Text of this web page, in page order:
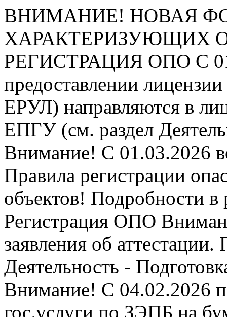
ВНИМАНИЕ! НОВАЯ
ХАРАКТЕРИЗУЮЩИХ
РЕГИСТРАЦИЯ ОПО С
предоставлении
ЕРУЛ) направляются в
ЕПГУ (см. раздел
Внимание! С 01.03.2026
Правила регистрации
объектов! Подробности в
Регистрация ОПО
заявления об
Деятельность -
Внимание! С 04.02.2026
гос.услуги по ЗЭПБ на